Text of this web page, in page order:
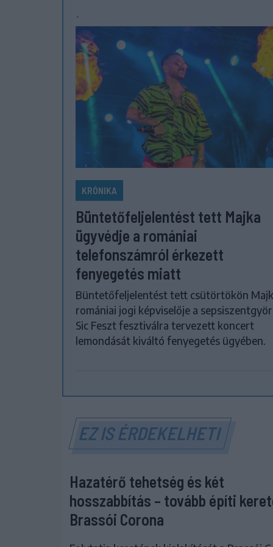
`
KRÓNIKA
Büntetőfeljelentést tett Majka
ügyvédje a romániai
telefonszámról érkezett
fenyegetés miatt
Büntetőfeljelentést tett csütörtökön
romániai jogi képviselője a
Sic Feszt fesztiválra tervezett koncert
lemondását kiváltó fenyegetés ügyében.
EZ IS ÉRDEKELHETI
Hazatérő tehetség és két
hosszabbítás – tovább építi
Brassói Corona